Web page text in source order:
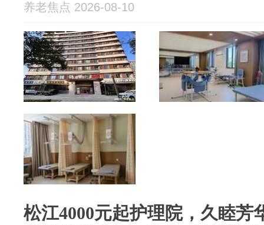
养老焦点 2026-08-10
松江4000元起护理院，久睦芳